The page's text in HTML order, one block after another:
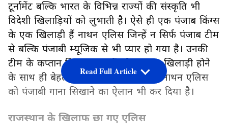
टूर्नामेंट बल्कि भारत के विभिन्न राज्यों की संस्कृति भी
विदेशी खिलाड़ियों को लुभाती है। ऐसे ही एक पंजाब किंग्स
के एक खिलाड़ी हैं नाथन एलिस जिन्हें न सिर्फ पंजाब टीम
से बल्कि पंजाबी म्यूजिक से भी प्यार हो गया है। उनकी
टीम के कप्तान शिखर धवन हैं जो शानदार खिलाड़ी होने
के साथ ही बेहतरीन इंसान भी हैं, जिन्होंने नाथन एलिस
को पंजाबी गाना सिखाने का ऐलान भी कर दिया है।
राजस्थान के खिलाफ छा गए एलिस
Read Full Article